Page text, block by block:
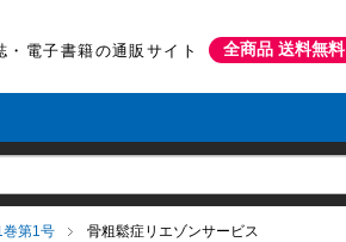
全商品 送料無料
電子書籍の通販サイト
巻第1号 骨粗鬆症リエゾンサービス